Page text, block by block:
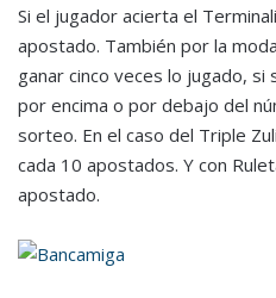
Si el jugador acierta el
apostado. También por la
ganar cinco veces lo jugado,
por encima o por debajo del
sorteo. En el caso del Triple
cada 10 apostados. Y con
apostado.